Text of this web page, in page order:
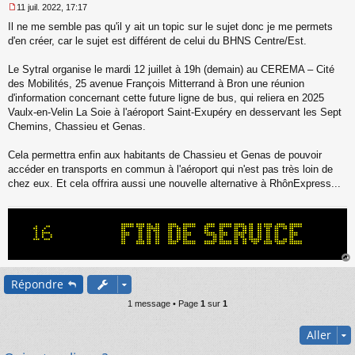
e
s
g
e
n
o
n
11 juil. 2022, 17:17
Il ne me semble pas qu'il y ait un topic sur le sujet donc je me permets
d'en créer, car le sujet est différent de celui du BHNS Centre/Est.
Le Sytral organise le mardi 12 juillet à 19h (demain) au CEREMA – Cité
des Mobilités, 25 avenue François Mitterrand à Bron une réunion
d'information concernant cette future ligne de bus, qui reliera en 2025
Vaulx-en-Velin La Soie à l'aéroport Saint-Exupéry en desservant les Sept
Chemins, Chassieu et Genas.
Cela permettra enfin aux habitants de Chassieu et Genas de pouvoir
accéder en transports en commun à l'aéroport qui n'est pas très loin de
chez eux. Et cela offrira aussi une nouvelle alternative à RhônExpress...
au
Répondre
1 message • Page 1 sur 1
Aller